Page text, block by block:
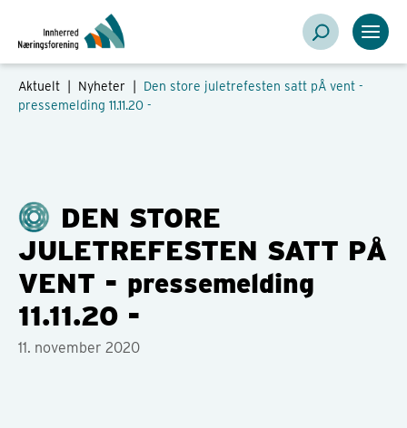
Aktuelt | Nyheter
Den store juletrefesten satt pÅ vent -
pressemelding 11.11.20 -
DEN STORE
JULETREFESTEN SATT PÅ
VENT - pressemelding
11.11.20 -
11. november 2020